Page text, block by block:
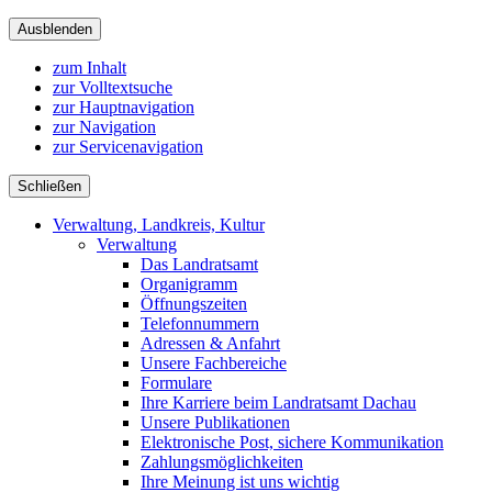
Ausblenden
zum Inhalt
zur Volltextsuche
zur Hauptnavigation
zur Navigation
zur Servicenavigation
Schließen
Verwaltung, Landkreis, Kultur
Verwaltung
Das Landratsamt
Organigramm
Öffnungszeiten
Telefonnummern
Adressen & Anfahrt
Unsere Fachbereiche
Formulare
Ihre Karriere beim Landratsamt Dachau
Unsere Publikationen
Elektronische Post, sichere Kommunikation
Zahlungsmöglichkeiten
Ihre Meinung ist uns wichtig